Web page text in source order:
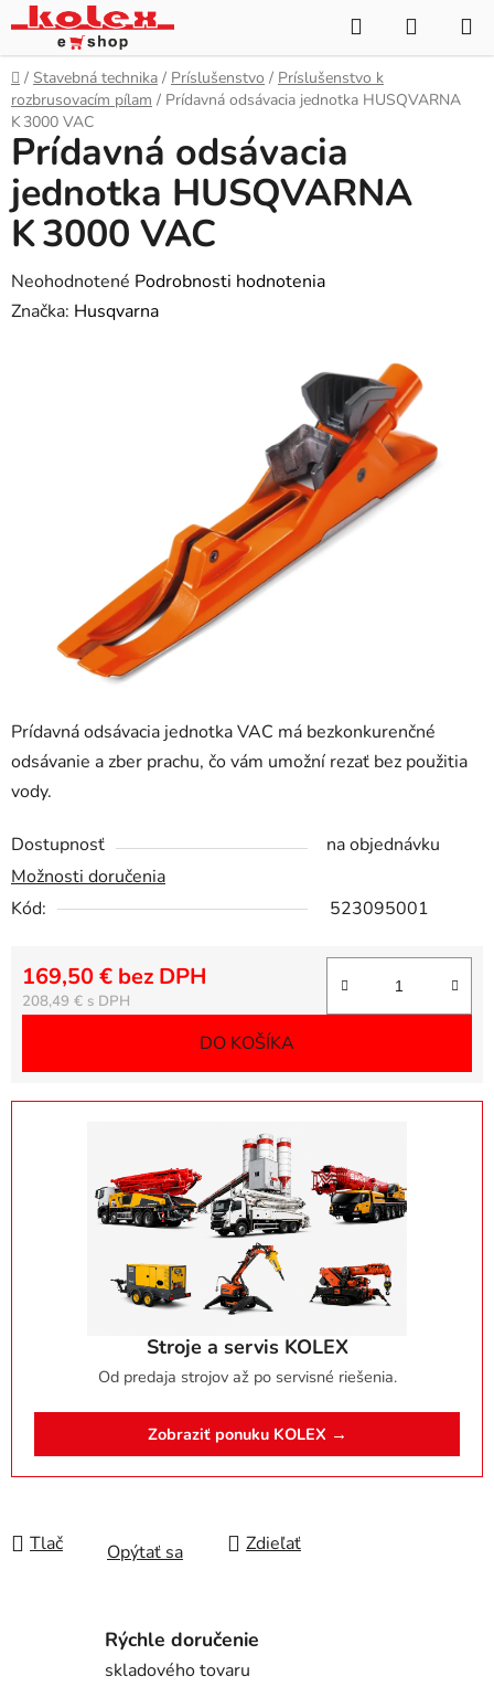
Prejsť
na
obsah
Hľadať
KOŠÍK
Domov
/ Stavebná technika / Príslušenstvo / Príslušenstvo k
rozbrusovacím pílam / Prídavná odsávacia jednotka HUSQVARNA
K 3000 VAC
Prídavná odsávacia jednotka VAC má bezkonkurenčné
odsávanie a zber prachu, čo vám umožní rezať bez použitia
vody.
Dostupnosť
na objednávku
Možnosti doručenia
Kód:
523095001
208,49 €
169,50 € bez DPH
DO KOŠÍKA
Stroje a servis KOLEX
Od predaja strojov až po servisné riešenia.
Zobraziť ponuku KOLEX →
Tlač Opýtať sa Zdieľať
Prídavná odsávacia
jednotka HUSQVARNA
K 3000 VAC
Priemerné
hodnotenie
Neohodnotené Podrobnosti hodnotenia
Značka: Husqvarna
Rýchle doručenie
skladového tovaru